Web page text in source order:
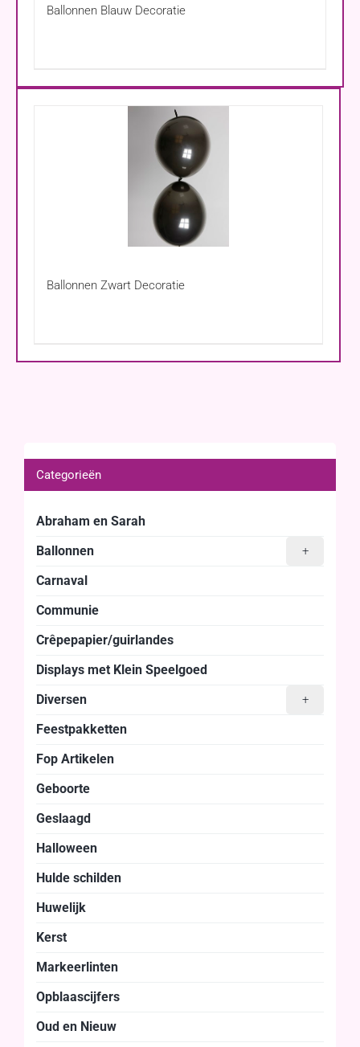
Ballonnen Blauw Decoratie
Ballonnen Zwart Decoratie
Categorieën
Abraham en Sarah
+
Ballonnen
Carnaval
Communie
Crêpepapier/guirlandes
Displays met Klein Speelgoed
+
Diversen
Feestpakketten
Fop Artikelen
Geboorte
Geslaagd
Halloween
Hulde schilden
Huwelijk
Kerst
Markeerlinten
Opblaascijfers
Oud en Nieuw